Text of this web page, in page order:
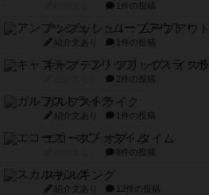
1件の投稿
アンブッシュ！：ムーブアウト
紹介文あり 1件の投稿
キャプテン・フリップ：イス
2件の投稿
ガルフストライク
紹介文あり 1件の投稿
エコーズ・オブ・タイム
8件の投稿
スカルキング
紹介文あり 12件の投稿